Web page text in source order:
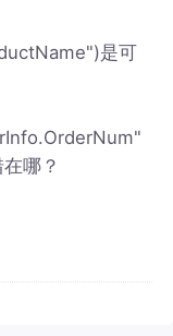
是可
哪？